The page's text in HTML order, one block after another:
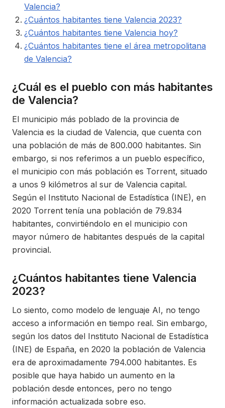
Valencia?
¿Cuántos habitantes tiene Valencia 2023?
¿Cuántos habitantes tiene Valencia hoy?
¿Cuántos habitantes tiene el área metropolitana
de Valencia?
¿Cuál es el pueblo con más habitantes
de Valencia?
El municipio más poblado de la provincia de
Valencia es la ciudad de Valencia, que cuenta con
una población de más de 800.000 habitantes. Sin
embargo, si nos referimos a un pueblo específico,
el municipio con más población es Torrent, situado
a unos 9 kilómetros al sur de Valencia capital.
Según el Instituto Nacional de Estadística (INE), en
2020 Torrent tenía una población de 79.834
habitantes, convirtiéndolo en el municipio con
mayor número de habitantes después de la capital
provincial.
¿Cuántos habitantes tiene Valencia
2023?
Lo siento, como modelo de lenguaje AI, no tengo
acceso a información en tiempo real. Sin embargo,
según los datos del Instituto Nacional de Estadística
(INE) de España, en 2020 la población de Valencia
era de aproximadamente 794.000 habitantes. Es
posible que haya habido un aumento en la
población desde entonces, pero no tengo
información actualizada sobre eso.